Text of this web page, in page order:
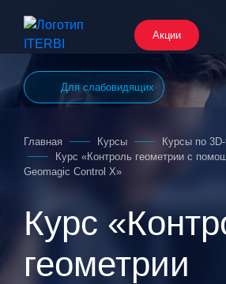
Акции
Главная Курсы
Курсы по
Курс «Контроль геометрии с
Geomagic Control X»
Курс
геометрии
Для слабовидящих